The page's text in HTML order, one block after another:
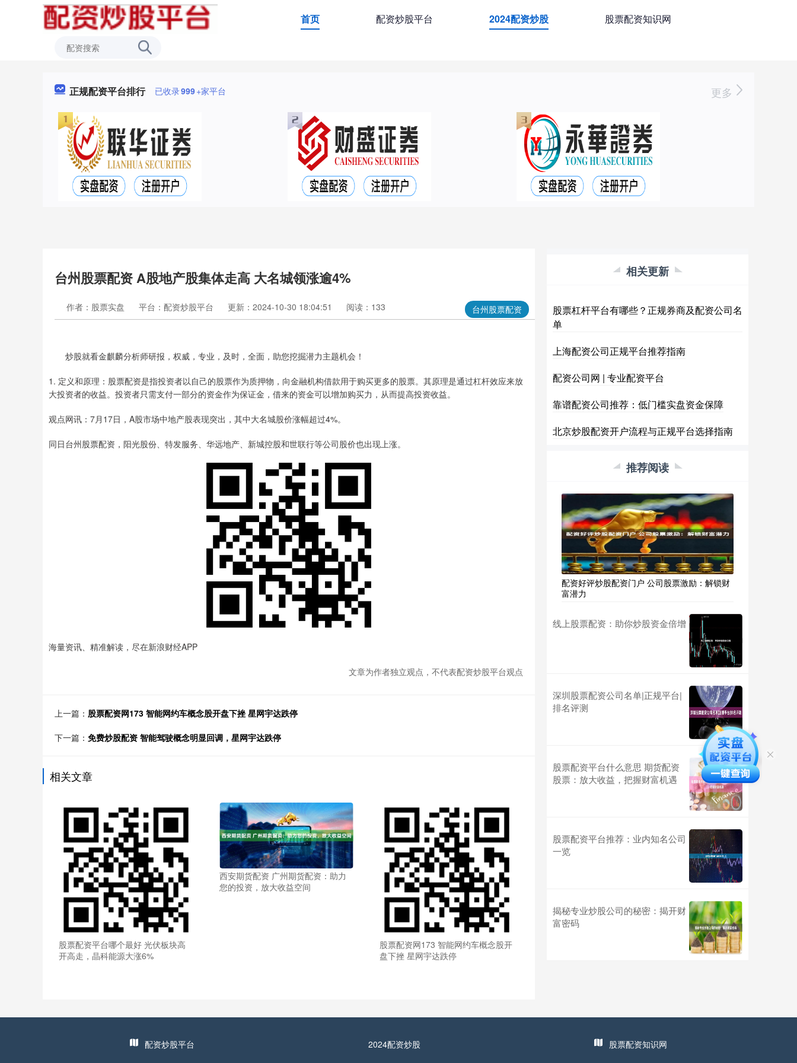
首页 配资炒股平台 2024配资炒股 股票配资知识网
正规配资平台排行 已收录999+家平台 更多
台州股票配资 A股地产股集体走高 大名城领涨逾4%
台州股票配资
作者：股票实盘 平台：配资炒股平台 更新：2024-10-30 18:04:51 阅读：133
炒股就看金麒麟分析师研报，权威，专业，及时，全面，助您挖掘潜力主题机会！
1. 定义和原理：股票配资是指投资者以自己的股票作为质押物，向金融机构借款用于购买更多的股票。其原理是通过杠杆效应来放
大投资者的收益。投资者只需支付一部分的资金作为保证金，借来的资金可以增加购买力，从而提高投资收益。
观点网讯：7月17日，A股市场中地产股表现突出，其中大名城股价涨幅超过4%。
同日台州股票配资，阳光股份、特发服务、华远地产、新城控股和世联行等公司股价也出现上涨。
海量资讯、精准解读，尽在新浪财经APP
文章为作者独立观点，不代表配资炒股平台观点
上一篇： 股票配资网173 智能网约车概念股开盘下挫 星网宇达跌停
下一篇： 免费炒股配资 智能驾驶概念明显回调，星网宇达跌停
相关文章
股票配资平台哪个最好 光伏板块高
开高走，晶科能源大涨6%
西安期货配资 广州期货配资：助力
您的投资，放大收益空间
股票配资网173 智能网约车概念股开
盘下挫 星网宇达跌停
相关更新
股票杠杆平台有哪些？正规券商及配资公司名
单
上海配资公司正规平台推荐指南
配资公司网 | 专业配资平台
靠谱配资公司推荐：低门槛实盘资金保障
北京炒股配资开户流程与正规平台选择指南
推荐阅读
配资好评炒股配资门户 公司股票激励：解锁财
富潜力
线上股票配资：助你炒股资金倍增
深圳股票配资公司名单|正规平台|
排名评测
股票配资平台什么意思 期货配资
股票：放大收益，把握财富机遇
股票配资平台推荐：业内知名公司
一览
揭秘专业炒股公司的秘密：揭开财
富密码
配资炒股平台 2024配资炒股 股票配资知识网